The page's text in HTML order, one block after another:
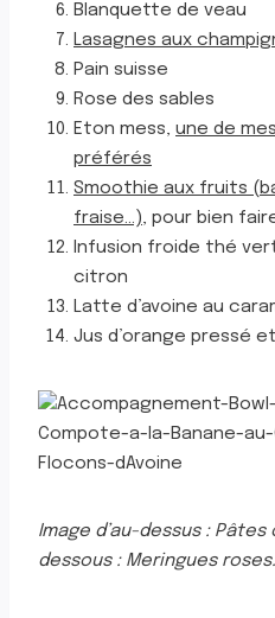
Blanquette de veau
Lasagnes aux
Pain suisse
Rose des sables
Eton mess, une de
préférés
Smoothie aux fruits
fraise…), pour bien
Infusion froide thé
citron
Latte d’avoine au
Jus d’orange pressé
Image d’au-dessus : Pâtes
dessous : Meringues roses.